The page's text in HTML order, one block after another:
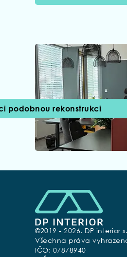
podobnou rekonstrukci
©2019 - 2026. DP interior
Všechna práva
IČO: 07878940